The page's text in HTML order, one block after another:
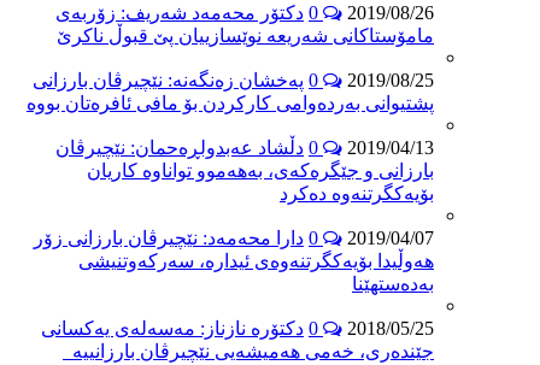
2019/08/26
دکتۆر محەمەد شەریف: زۆربەی
مامۆستاکانی شەریعە نوێسازییان پێ قبوڵ ناکرێ
2019/08/25
پەخشان زەنگەنە: نێچیرڤان بارزانی
پشتیوانی بەردەوامی کارکردن بۆ مافی ئافرەتان بووە
2019/04/13
دڵشاد عەبدولڕەحمان: نێچیرڤان
بارزانی و جێگرەکەی، بەهەموو تواناوە کاریان
بۆیەکگرتنەوە دەکرد
2019/04/07
دارا محه‌مەد: نێچیرڤان بارزانی زۆر
هەوڵیدا بۆیه‌كگرتنه‌وه‌ی ئیداره‌، سەرکەوتنیشی
بەدەستهێنا
2018/05/25
دکتۆرە نازناز: مەسەلەی یەکسانی
جێندەری، خەمی هەمیشەیی نێچیرڤان بارزانییە